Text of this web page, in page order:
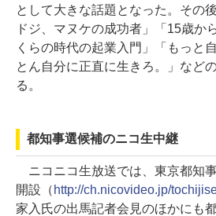
として大きな話題となった。その
ドジ、マヌケの成功者」「15歳か
くらの時代の起業入門」「もっと
とん自分に正直に生きろ。」など
る。
都知事選候補のニコ生中継
ニコニコ生放送では、東京都知
開設（ http://ch.nicovideo.jp/
家入氏の出馬記者会見のほかにも